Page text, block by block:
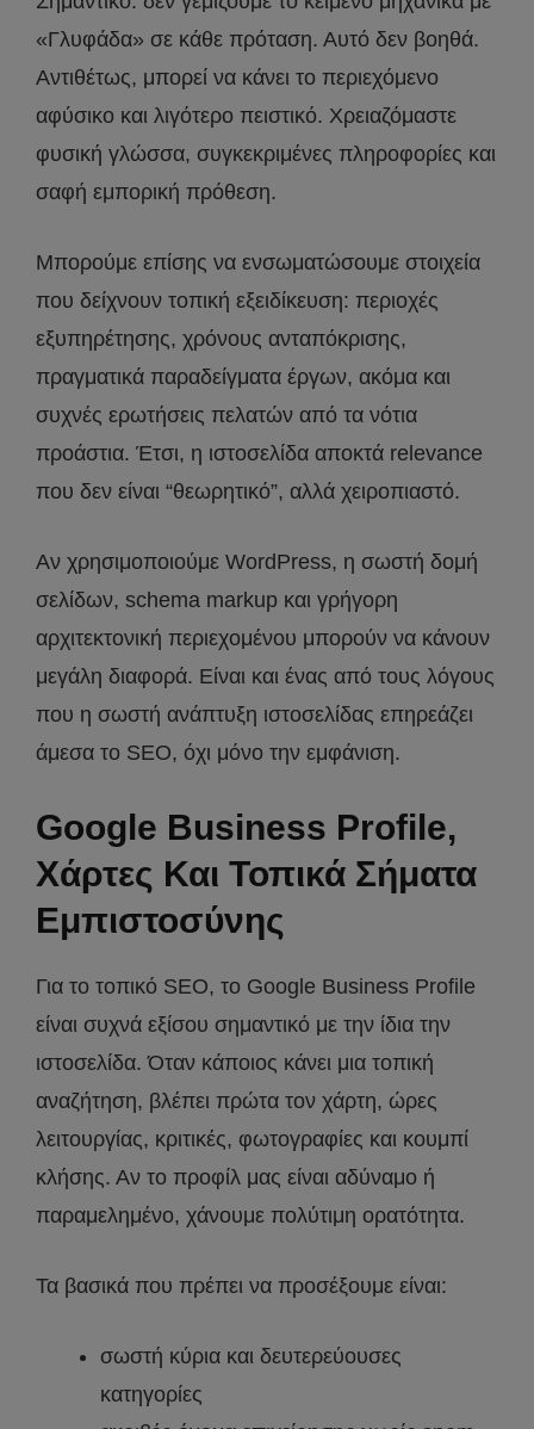
«Γλυφάδα» σε κάθε πρόταση. Αυτό δεν βοηθά.
Αντιθέτως, μπορεί να κάνει το περιεχόμενο
αφύσικο και λιγότερο πειστικό. Χρειαζόμαστε
φυσική γλώσσα, συγκεκριμένες πληροφορίες και
σαφή εμπορική πρόθεση.
Μπορούμε επίσης να ενσωματώσουμε στοιχεία
που δείχνουν τοπική εξειδίκευση: περιοχές
εξυπηρέτησης, χρόνους ανταπόκρισης,
πραγματικά παραδείγματα έργων, ακόμα και
συχνές ερωτήσεις πελατών από τα νότια
προάστια. Έτσι, η ιστοσελίδα αποκτά relevance
που δεν είναι “θεωρητικό”, αλλά χειροπιαστό.
Αν χρησιμοποιούμε WordPress, η σωστή δομή
σελίδων, schema markup και γρήγορη
αρχιτεκτονική περιεχομένου μπορούν να κάνουν
μεγάλη διαφορά. Είναι και ένας από τους λόγους
που η σωστή ανάπτυξη ιστοσελίδας επηρεάζει
άμεσα το SEO, όχι μόνο την εμφάνιση.
Google Business Profile,
Χάρτες Και Τοπικά Σήματα
Εμπιστοσύνης
Για το τοπικό SEO, το Google Business Profile
είναι συχνά εξίσου σημαντικό με την ίδια την
ιστοσελίδα. Όταν κάποιος κάνει μια τοπική
αναζήτηση, βλέπει πρώτα τον χάρτη, ώρες
λειτουργίας, κριτικές, φωτογραφίες και κουμπί
κλήσης. Αν το προφίλ μας είναι αδύναμο ή
παραμελημένο, χάνουμε πολύτιμη ορατότητα.
Τα βασικά που πρέπει να προσέξουμε είναι:
σωστή κύρια και δευτερεύουσες
κατηγορίες